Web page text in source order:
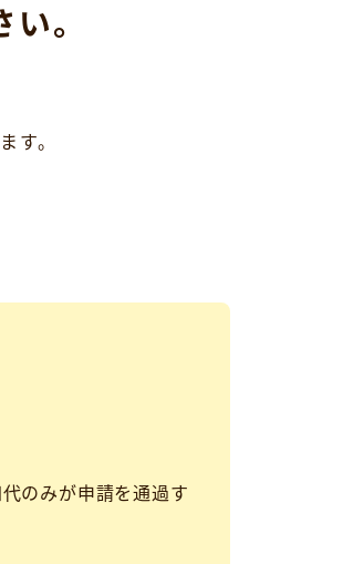
。
す。
のみが申請を通過す